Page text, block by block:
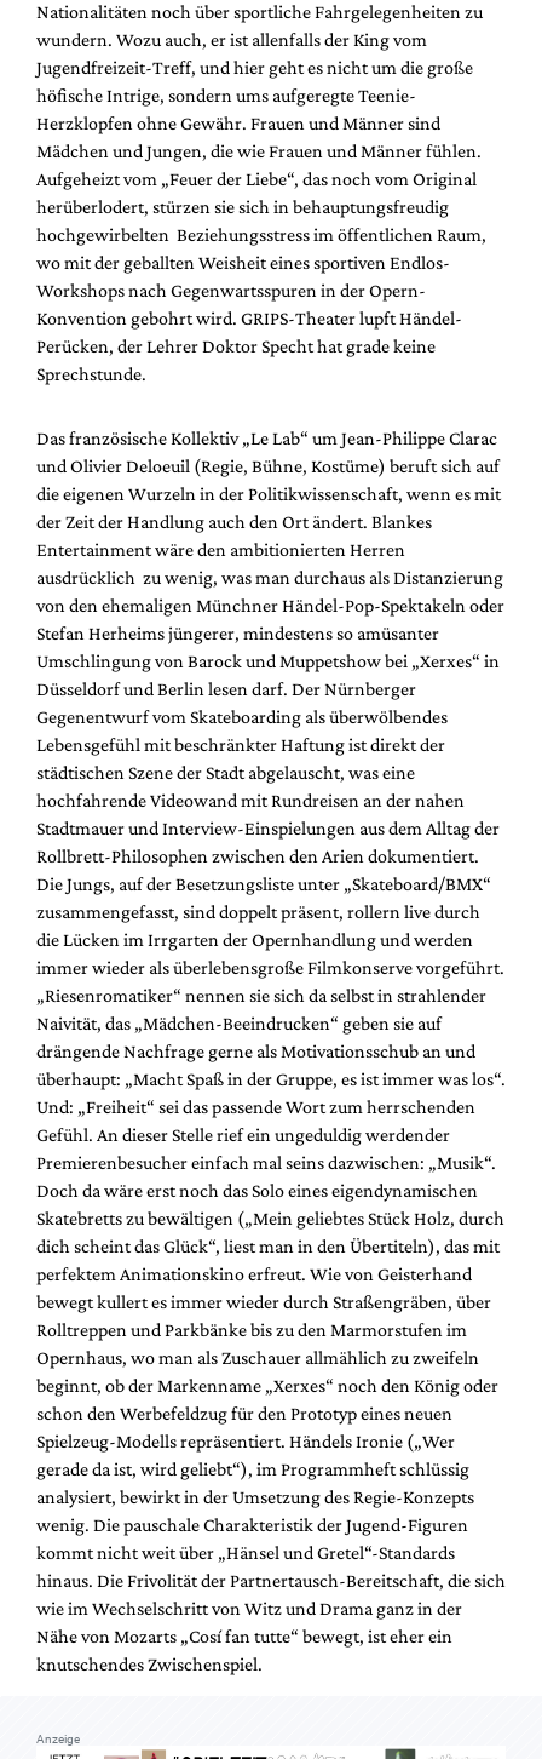
Newsletter
Redaktion
Autor:innen
Partner
Mediadaten
Suche
Nationalitäten noch über sportliche Fahrgelegenheiten zu
wundern. Wozu auch, er ist allenfalls der King vom
Jugendfreizeit-Treff, und hier geht es nicht um die große
höfische Intrige, sondern ums aufgeregte Teenie-
Herzklopfen ohne Gewähr. Frauen und Männer sind
Mädchen und Jungen, die wie Frauen und Männer fühlen.
Aufgeheizt vom „Feuer der Liebe“, das noch vom Original
herüberlodert, stürzen sie sich in behauptungsfreudig
hochgewirbelten Beziehungsstress im öffentlichen Raum,
wo mit der geballten Weisheit eines sportiven Endlos-
Workshops nach Gegenwartsspuren in der Opern-
Konvention gebohrt wird. GRIPS-Theater lupft Händel-
Perücken, der Lehrer Doktor Specht hat grade keine
Sprechstunde.
Das französische Kollektiv „Le Lab“ um Jean-Philippe Clarac
und Olivier Deloeuil (Regie, Bühne, Kostüme) beruft sich auf
die eigenen Wurzeln in der Politikwissenschaft, wenn es mit
der Zeit der Handlung auch den Ort ändert. Blankes
Entertainment wäre den ambitionierten Herren
ausdrücklich zu wenig, was man durchaus als Distanzierung
von den ehemaligen Münchner Händel-Pop-Spektakeln oder
Stefan Herheims jüngerer, mindestens so amüsanter
Umschlingung von Barock und Muppetshow bei „Xerxes“ in
Düsseldorf und Berlin lesen darf. Der Nürnberger
Gegenentwurf vom Skateboarding als überwölbendes
Lebensgefühl mit beschränkter Haftung ist direkt der
städtischen Szene der Stadt abgelauscht, was eine
hochfahrende Videowand mit Rundreisen an der nahen
Stadtmauer und Interview-Einspielungen aus dem Alltag der
Rollbrett-Philosophen zwischen den Arien dokumentiert.
Die Jungs, auf der Besetzungsliste unter „Skateboard/BMX“
zusammengefasst, sind doppelt präsent, rollern live durch
die Lücken im Irrgarten der Opernhandlung und werden
immer wieder als überlebensgroße Filmkonserve vorgeführt.
„Riesenromatiker“ nennen sie sich da selbst in strahlender
Naivität, das „Mädchen-Beeindrucken“ geben sie auf
drängende Nachfrage gerne als Motivationsschub an und
überhaupt: „Macht Spaß in der Gruppe, es ist immer was los“.
Und: „Freiheit“ sei das passende Wort zum herrschenden
Gefühl. An dieser Stelle rief ein ungeduldig werdender
Premierenbesucher einfach mal seins dazwischen: „Musik“.
Doch da wäre erst noch das Solo eines eigendynamischen
Skatebretts zu bewältigen („Mein geliebtes Stück Holz, durch
dich scheint das Glück“, liest man in den Übertiteln), das mit
perfektem Animationskino erfreut. Wie von Geisterhand
bewegt kullert es immer wieder durch Straßengräben, über
Rolltreppen und Parkbänke bis zu den Marmorstufen im
Opernhaus, wo man als Zuschauer allmählich zu zweifeln
beginnt, ob der Markenname „Xerxes“ noch den König oder
schon den Werbefeldzug für den Prototyp eines neuen
Spielzeug-Modells repräsentiert. Händels Ironie („Wer
gerade da ist, wird geliebt“), im Programmheft schlüssig
analysiert, bewirkt in der Umsetzung des Regie-Konzepts
wenig. Die pauschale Charakteristik der Jugend-Figuren
kommt nicht weit über „Hänsel und Gretel“-Standards
hinaus. Die Frivolität der Partnertausch-Bereitschaft, die sich
wie im Wechselschritt von Witz und Drama ganz in der
Nähe von Mozarts „Cosí fan tutte“ bewegt, ist eher ein
knutschendes Zwischenspiel.
Anzeige